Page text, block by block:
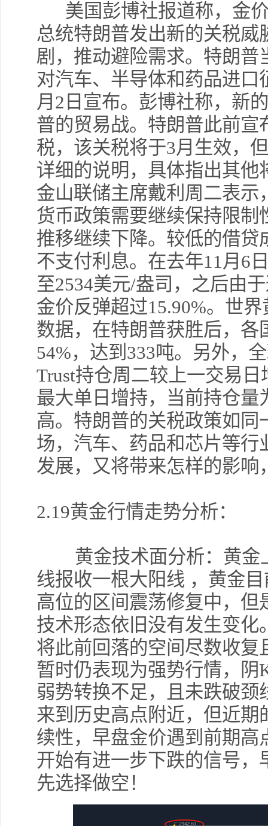
美国彭博社报道称，金
总统特朗普发出新的关税
剧，推动避险需求。特朗
对汽车、半导体和药品进口
月2日宣布。彭博社称，新
普的贸易战。特朗普此前宣
税，该关税将于3月生效，
详细的说明，具体指出其
金山联储主席戴利周二表
货币政策需要继续保持限
推移继续下降。较低的借
不支付利息。在去年11月6
至2534美元/盎司，之后由
金价反弹超过15.90%。世
数据，在特朗普获胜后，各
54%，达到333吨。 另外，
Trust持仓周二较上一交易
最大单日增持，当前持仓量
高。 特朗普的关税政策如同
场，汽车、药品和芯片等
发展，又将带来怎样的影响
2.19黄金行情走势分析：
黄金技术面分析： 黄金
线报收一根大阳线 ，黄金
高位的区间震荡修复中，
技术形态依旧没有发生变化
将此前回落的空间尽数收
暂时仍表现为强势行情，
弱势转换不足，且未跌破颈
来到历史高点附近，但近
续性，早盘金价遇到前期
开始有进一步下跌的信号
先选择做空！